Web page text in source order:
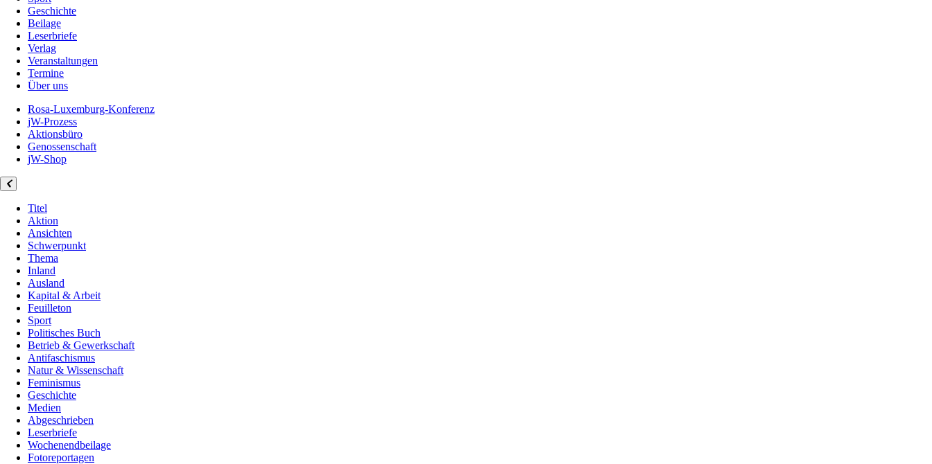
Geschichte
Beilage
Leserbriefe
Verlag
Veranstaltungen
Termine
Über uns
Rosa-Luxemburg-Konferenz
jW-Prozess
Aktionsbüro
Genossenschaft
jW-Shop
Titel
Aktion
Ansichten
Schwerpunkt
Thema
Inland
Ausland
Kapital & Arbeit
Feuilleton
Sport
Politisches Buch
Betrieb & Gewerkschaft
Antifaschismus
Natur & Wissenschaft
Feminismus
Geschichte
Medien
Abgeschrieben
Leserbriefe
Wochenendbeilage
Fotoreportagen